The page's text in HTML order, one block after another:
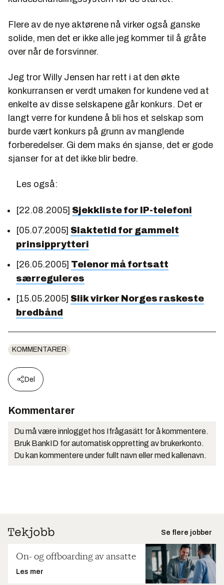
Flere av de nye aktørene nå virker også ganske
solide, men det er ikke alle jeg kommer til å gråte
over når de forsvinner.
Jeg tror Willy Jensen har rett i at den økte
konkurransen er verdt umaken for kundene ved at
enkelte av disse selskapene går konkurs. Det er
langt verre for kundene å bli hos et selskap som
burde vært konkurs på grunn av manglende
forberedelser. Gi dem maks én sjanse, det er gode
sjanser for at det ikke blir bedre.
Les også:
[22.08.2005] Sjekkliste for IP-telefoni
[05.07.2005] Slaktetid for gammelt
prinsipprytteri
[26.05.2005] Telenor må fortsatt
særreguleres
[15.05.2005] Slik virker Norges raskeste
bredbånd
KOMMENTARER
Del
Kommentarer
Du må være innlogget hos Ifrågasätt for å kommentere.
Bruk BankID for automatisk oppretting av brukerkonto.
Du kan kommentere under fullt navn eller med kallenavn.
Se flere jobber
On- og offboarding av ansatte
Les mer